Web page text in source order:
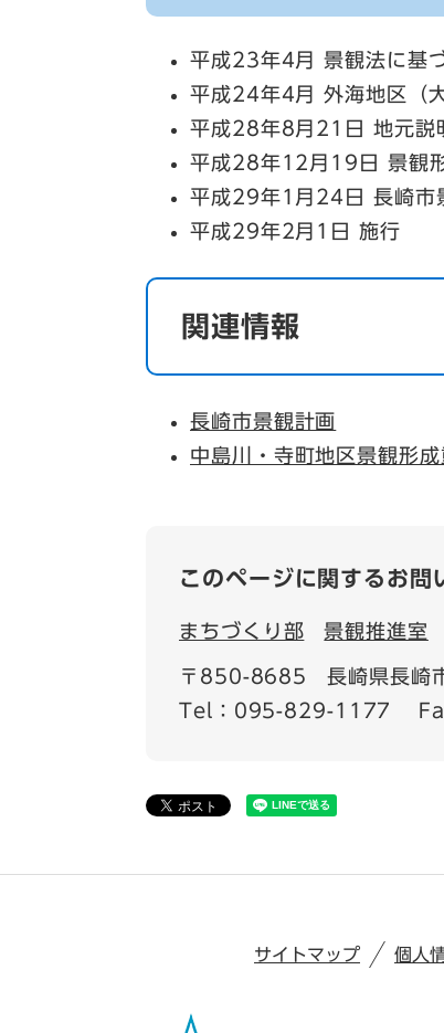
平成23年4月 景観法に基
平成24年4月 外海地区（
平成28年8月21日 地元説
平成28年12月19日 景観
平成29年1月24日 長崎市
平成29年2月1日 施行
関連情報
長崎市景観計画
中島川・寺町地区景観形成
このページに関するお問
まちづくり部 景観推進室
〒850-8685
長崎県長崎
Tel：095-829-1177
サイトマップ 個人